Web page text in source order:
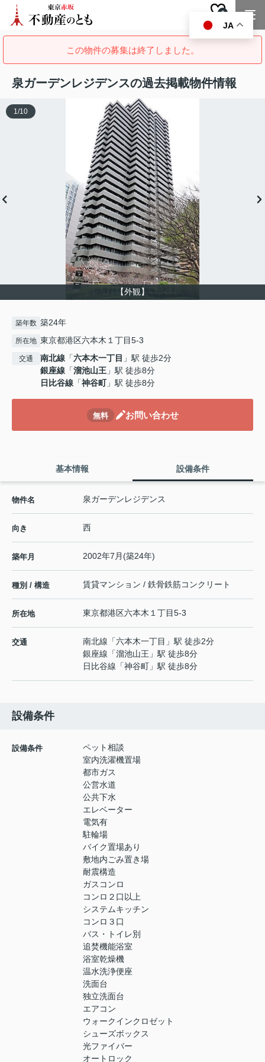
お気に入り
0
この物件の募集は終了しました。
泉ガーデンレジデンスの過去掲載物件情報
【外観】
1/10
築年数 築24年
所在地 東京都港区六本木１丁目5-3
交通 南北線 「六本木一丁目 」駅 徒歩2分
銀座線 「溜池山王 」駅 徒歩8分
日比谷線 「神谷町」駅 徒歩8分
無料 お問い合わせ
基本情報 設備条件
物件名 泉ガーデンレジデンス
向き 西
築年月 2002年7月(築24年)
種別 / 構造 賃貸マンション / 鉄骨鉄筋コンクリート
所在地 東京都港区六本木 １丁目5-3
交通 南北線 「六本木一丁目 」駅 徒歩2分
銀座線 「溜池山王 」駅 徒歩8分
日比谷線 「神谷町 」駅 徒歩8分
設備条件
設備条件
ペット相談
室内洗濯機置場
都市ガス
公営水道
公共下水
エレベーター
電気有
駐輪場
バイク置場あり
敷地内ごみ置き場
耐震構造
ガスコンロ
コンロ２口以上
システムキッチン
コンロ３口
バス・トイレ別
追焚機能浴室
浴室乾燥機
温水洗浄便座
洗面台
独立洗面台
エアコン
ウォークインクロゼット
シューズボックス
光ファイバー
オートロック
JA